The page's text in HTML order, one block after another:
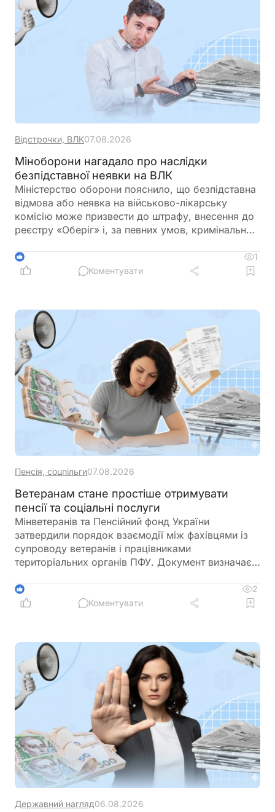
Відстрочки, ВЛК07.08.2026
Міноборони нагадало про наслідки
безпідставної неявки на ВЛК
Міністерство оборони пояснило, що безпідставна
відмова або неявка на військово-лікарську
комісію може призвести до штрафу, внесення до
реєстру «Оберіг» і, за певних умов, кримінальної
що направлення на ВЛК можна оскаржити в суді
1
1
Коментувати
Пенсія, соцпільги07.08.2026
Ветеранам стане простіше отримувати
пенсії та соціальні послуги
Мінветеранів та Пенсійний фонд України
затвердили порядок взаємодії між фахівцями із
супроводу ветеранів і працівниками
територіальних органів ПФУ. Документ визначає
ветеранам, військовослужбовцям, їхнім родинам
та іншим категоріям осіб. Це має прискорити
1
2
Коментувати
Державний нагляд06.08.2026